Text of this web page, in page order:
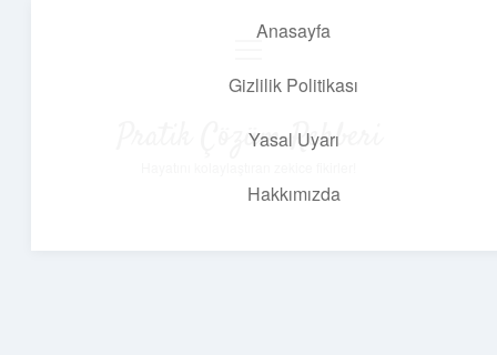
Anasayfa
Gizlilik Politikası
Yasal Uyarı
Hakkımızda
Pratik Çözüm Rehberi